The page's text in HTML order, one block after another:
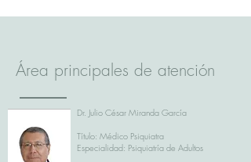
Área principales de atención
Dr. Julio César Miranda García
Título: Médico Psiquiatra
Especialidad: Psiquiatría de Adultos